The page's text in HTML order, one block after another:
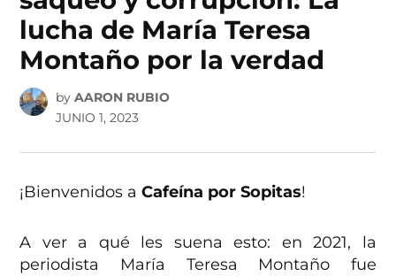
lucha de María Teresa
Montaño por la verdad
by AARON RUBIO
JUNIO 1, 2023
¡Bienvenidos aCafeína por Sopitas!
A ver a qué les suena esto: en 2021, la
periodista María Teresa Montaño fue